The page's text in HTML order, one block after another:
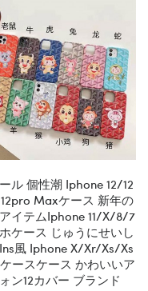
note10/s10/s9
ル 個性潮 Iphone 12/12
Maxケース 新年の
イテムiphone 11/x/8/7
ケース じゅうにせいし
風 Iphone X/xr/xs/xs
ースケース かわいいア
ン12カバー ブランド